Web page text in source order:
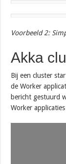
Voorbeeld 2:
Akka
Bij een cluster
de Worker
bericht gestuurd
Worker